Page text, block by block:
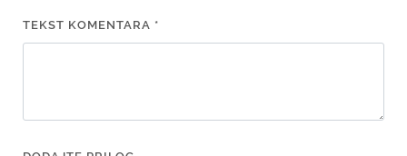
TEKST KOMENTARA *